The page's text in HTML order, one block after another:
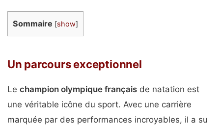
Sommaire [show]
Un parcours exceptionnel
Le champion olympique français de natation est
une véritable icône du sport. Avec une carrière
marquée par des performances incroyables, il a su